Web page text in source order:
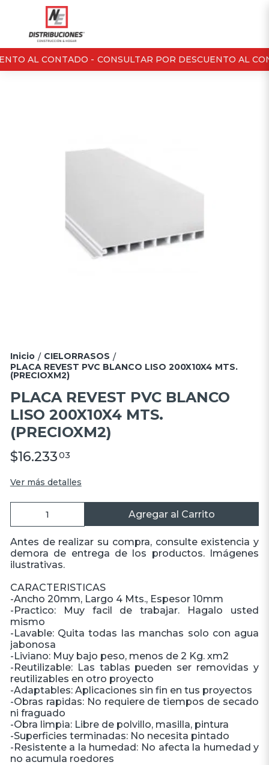
AL CONTADO - CONSULTAR POR DESCUENTO AL
Inicio / CIELORRASOS /
PLACA REVEST PVC BLANCO LISO 200X10X4 MTS.
(PRECIOXM2)
PLACA REVEST PVC BLANCO
LISO 200X10X4 MTS.
(PRECIOXM2)
$16.23303
Ver más detalles
Agregar al Carrito
Antes de realizar su compra, consulte existencia y
demora de entrega de los productos. Imágenes
ilustrativas.
CARACTERISTICAS
-Ancho 20mm, Largo 4 Mts., Espesor 10mm
-Practico: Muy facil de trabajar. Hagalo usted
mismo
-Lavable: Quita todas las manchas solo con agua
jabonosa
-Liviano: Muy bajo peso, menos de 2 Kg. xm2
-Reutilizable: Las tablas pueden ser removidas y
reutilizables en otro proyecto
-Adaptables: Aplicaciones sin fin en tus proyectos
-Obras rapidas: No requiere de tiempos de secado
ni fraguado
-Obra limpia: Libre de polvillo, masilla, pintura
-Superficies terminadas: No necesita pintado
-Resistente a la humedad: No afecta la humedad y
no acumula roedores